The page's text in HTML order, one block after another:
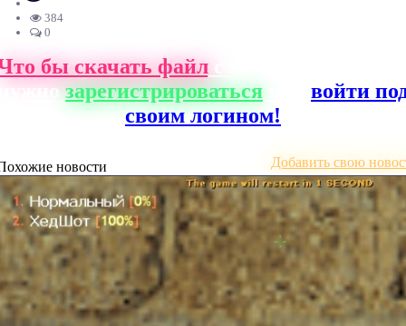
384
0
бы скачать файлс нашего сайта,
зарегистрироваться
войти
своим логином!
новости Добавить свою